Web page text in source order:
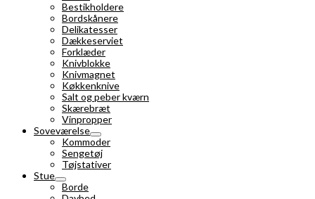
Bestikholdere
Bordskånere
Delikatesser
Dækkeserviet
Forklæder
Knivblokke
Knivmagnet
Køkkenknive
Salt og peber kværn
Skærebræt
Vinpropper
Soveværelse
Kommoder
Sengetøj
Tøjstativer
Stue
Borde